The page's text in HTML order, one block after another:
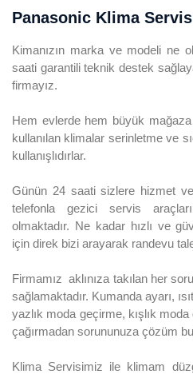
Panasonic Klima
Kimanızın marka ve modeli ne
saati garantili teknik destek
firmayız.
Hem evlerde hem büyük
kullanılan klimalar serinletme ve
kullanışlıdırlar.
Günün 24 saati sizlere hizmet
telefonla gezici servis
olmaktadır. Ne kadar hızlı ve
için direk bizi arayarak randevu
Firmamız aklınıza takılan her
sağlamaktadır. Kumanda ayarı,
yazlık moda geçirme, kışlık
çağırmadan sorununuza çözüm
Klima Servisimiz ile klimam